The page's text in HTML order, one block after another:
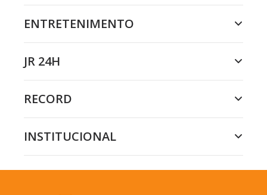
ENTRETENIMENTO
JR 24H
RECORD
INSTITUCIONAL